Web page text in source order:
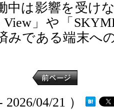
中は影響を受け
View」や「
みである端末へ
2026/04/21 ）